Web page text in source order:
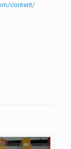
content/